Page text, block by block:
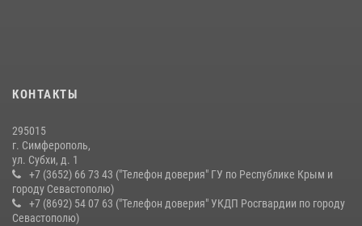
КОНТАКТЫ
295015
г. Симферополь,
ул. Субхи, д. 1
+7 (3652) 66 73 43 ("Телефон доверия" ГУ по Республике Крым и
городу Севастополю)
+7 (8692) 54 07 63 ("Телефон доверия" УКДП Росгвардии по городу
Севастополю)